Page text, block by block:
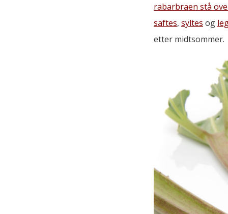
rabarbraen stå
saftes, syltes og
etter midtsommer.